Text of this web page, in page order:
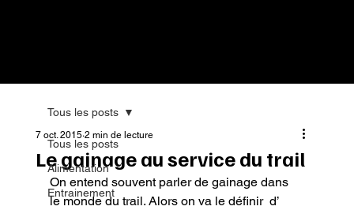
Tous les posts
Alimentation
Entrainement
Tous les posts
Le gainage au service du trail
7 oct. 2015 2 min de lecture
On entend souvent parler de gainage dans
le monde du trail. Alors on va le définir  d’